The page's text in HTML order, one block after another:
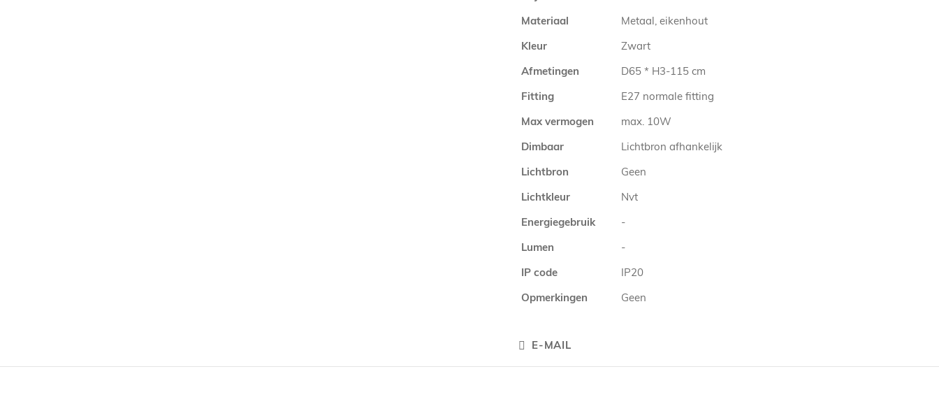
Materiaal
Metaal, eikenhout
Kleur
Zwart
Afmetingen
D65 * H3-115 cm
Fitting
E27 normale fitting
Max vermogen
max. 10W
Dimbaar
Lichtbron afhankelijk
Lichtbron
Geen
Lichtkleur
Nvt
Energiegebruik
-
Lumen
-
IP code
IP20
Opmerkingen
Geen
E-MAIL